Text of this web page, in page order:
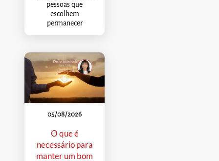
pessoas que
escolhem
permanecer
05/08/2026
O que é
necessário para
manter um bom